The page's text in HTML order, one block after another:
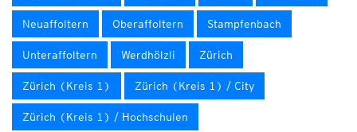
Neuaffoltern Oberaffoltern Stampfenbach
Unteraffoltern Werdhölzli Zürich
Zürich (Kreis 1) Zürich (Kreis 1) / City
Zürich (Kreis 1) / Hochschulen